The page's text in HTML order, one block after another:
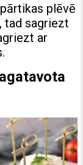
plēvē
tad sagriezt
ar